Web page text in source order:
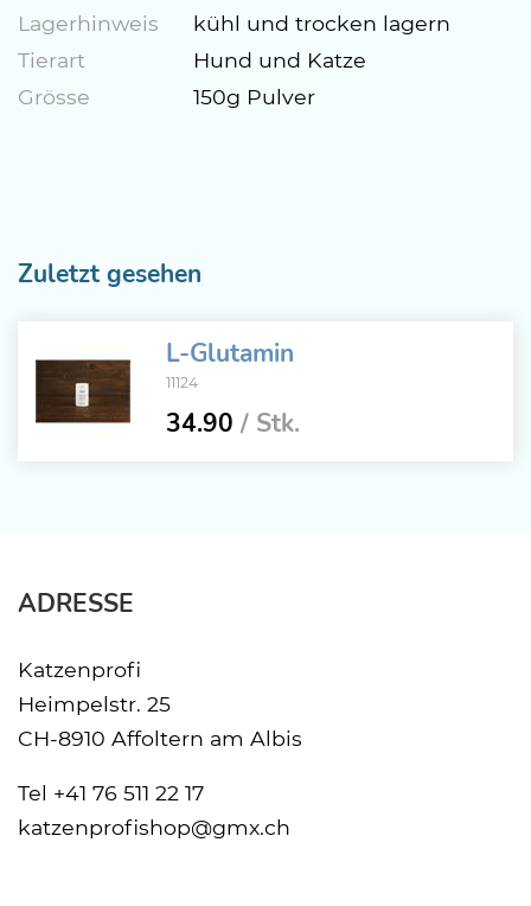
Lagerhinweis
kühl und trocken lagern
Tierart
Hund und Katze
Grösse
150g Pulver
Zuletzt gesehen
L-Glutamin
11124
34.90 / Stk.
ADRESSE
Katzenprofi
Heimpelstr. 25
CH-8910 Affoltern am Albis
Tel +41 76 511 22 17
katzenprofishop@gmx.ch